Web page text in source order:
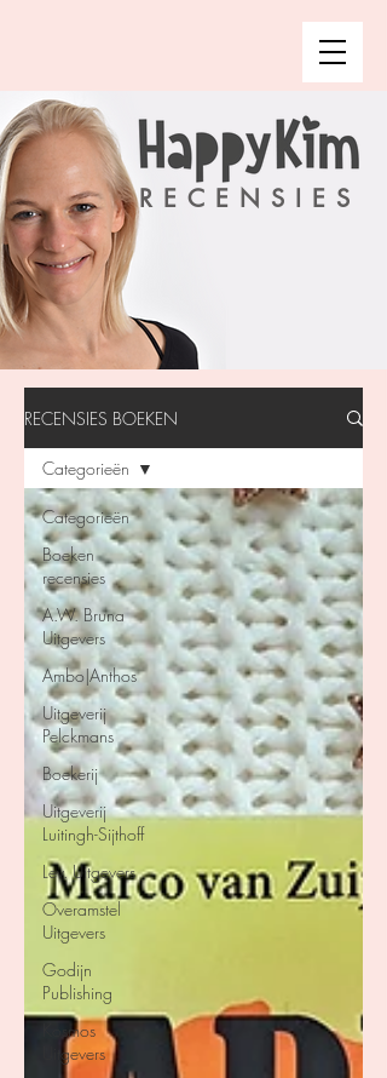
RECENSIES
RECENSIES BOEKEN
Categorieën
Boeken
recensies
A.W. Bruna
Uitgevers
Ambo|Anthos
Uitgeverij
Pelckmans
Boekerij
Uitgeverij
Luitingh-Sijthoff
Lev. Uitgevers
Overamstel
Uitgevers
Godijn
Publishing
Kosmos
Uitgevers
Categorieën